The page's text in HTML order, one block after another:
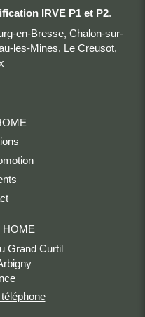
IRVE P1 et P2.
en-Bresse, Chalon-sur-
les-Mines, Le Creusot,
HOME
Grand Curtil